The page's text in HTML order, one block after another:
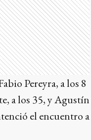
Pereyra, a los 8
a los 35, y Agustín
el encuentro a